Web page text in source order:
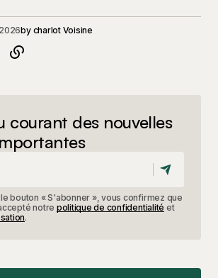
by charlot Voisine
courant des nouvelles
bouton « S'abonner », vous confirmez que
notre politique de confidentialité et
.